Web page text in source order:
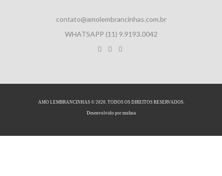
contato@amolembrancinhas.com.br
WHATSAPP (11) 9.9193.0042
AMO LEMBRANCINHAS © 2020. TODOS OS DIREITOS RESERVADOS.
Desenvolvido por mufasa